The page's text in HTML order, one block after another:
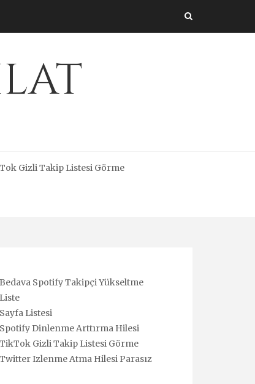
Gizli Takip Listesi Görme
Bedava Spotify Takipçi Yükseltme
Liste
Sayfa Listesi
Spotify Dinlenme Arttırma Hilesi
TikTok Gizli Takip Listesi Görme
Twitter Izlenme Atma Hilesi Parasız